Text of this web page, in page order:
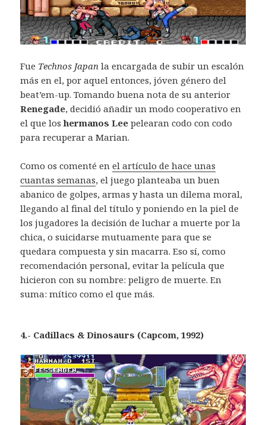
Fue Technos Japan la encargada de subir un escalón
más en el, por aquel entonces, jóven género del
beat’em-up. Tomando buena nota de su anterior
Renegade, decidió añadir un modo cooperativo en
el que loshermanos Lee pelearan codo con codo
para recuperar a Marian.
Como os comenté enel artículo de hace unas
cuantas semanas, el juego planteaba un buen
abanico de golpes, armas y hasta un dilema moral,
llegando al final del título y poniendo en la piel de
los jugadores la decisión de luchar a muerte por la
chica, o suicidarse mutuamente para que se
quedara compuesta y sin macarra. Eso sí, como
recomendación personal, evitar la película que
hicieron con su nombre: peligro de muerte. En
suma: mítico como el que más.
4.- Cadillacs & Dinosaurs (Capcom, 1992)